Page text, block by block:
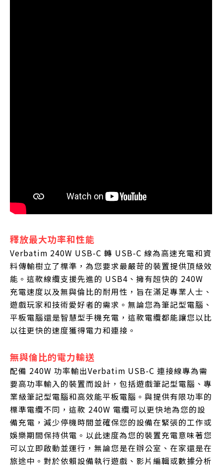
釋放最大功率和性能
Verbatim 240W USB-C 轉 USB-C 線為高速充電和資
料傳輸樹立了標準，為您要求最嚴苛的裝置提供頂級效
能。這款線纜支援先進的 USB4、擁有超快的 240W
充電速度以及無與倫比的耐用性，旨在滿足專業人士、
遊戲玩家和技術愛好者的需求。無論您為筆記型電腦、
平板電腦還是智慧型手機充電，這款電纜都能讓您以比
以往更快的速度獲得電力和連接。
無與倫比的電力輸送
配備 240W 功率輸出Verbatim USB-C 連接線專為需
要高功率輸入的裝置而設計，包括遊戲筆記型電腦、專
業級筆記型電腦和高效能平板電腦。與提供有限功率的
標準電纜不同，這款 240W 電纜可以更快地為您的設
備充電，減少停機時間並確保您的設備在緊張的工作或
娛樂期間保持供電。以此速度為您的裝置充電意味著您
可以立即啟動並運行，無論您是在辦公室、在家還是在
旅途中。對於依賴設備執行遊戲、影片編輯或數據分析